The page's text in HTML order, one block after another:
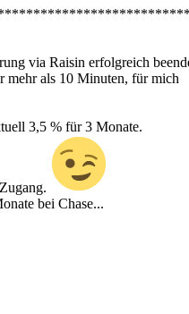
via Raisin erfolgreich
mehr als 10 Minuten, für mich
3,5 % für 3 Monate.
bei Chase...